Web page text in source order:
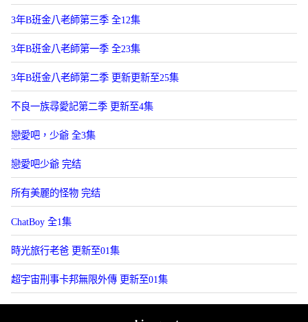
3年B班金八老師第三季 全12集
3年B班金八老師第一季 全23集
3年B班金八老師第二季 更新更新至25集
不良一族尋愛記第二季 更新至4集
戀愛吧，少爺 全3集
戀愛吧少爺 完结
所有美麗的怪物 完结
ChatBoy 全1集
時光旅行老爸 更新至01集
超宇宙刑事卡邦無限外傳 更新至01集